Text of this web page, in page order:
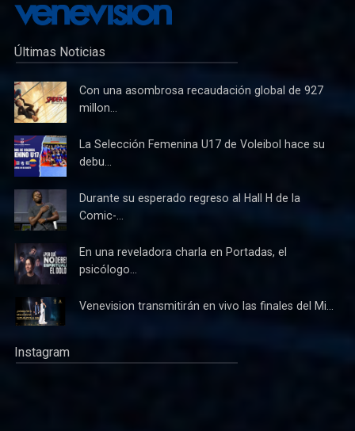
Últimas Noticias
Con una asombrosa recaudación global de 927
millon...
La Selección Femenina U17 de Voleibol hace su
debu...
Durante su esperado regreso al Hall H de la
Comic-...
En una reveladora charla en Portadas, el
psicólogo...
Venevision transmitirán en vivo las finales del Mi...
Instagram